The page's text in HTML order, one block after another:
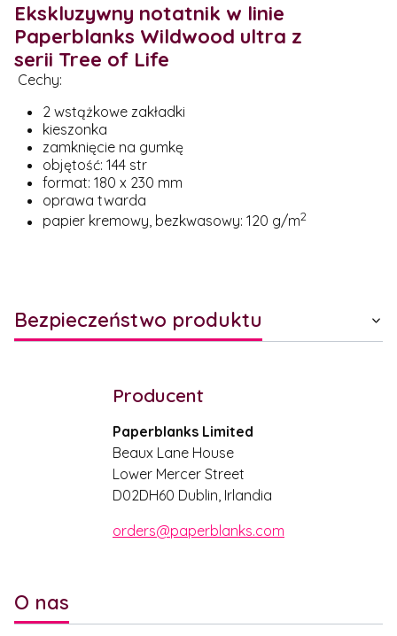
Ekskluzywny notatnik w linie
Paperblanks Wildwood ultra z
serii Tree of Life
Cechy:
2 wstążkowe zakładki
kieszonka
zamknięcie na gumkę
objętość: 144 str
format: 180 x 230 mm
oprawa twarda
papier kremowy, bezkwasowy: 120 g/m2
Bezpieczeństwo produktu
Producent
Paperblanks Limited
Beaux Lane House
Lower Mercer Street
D02DH60 Dublin, Irlandia
orders@paperblanks.com
O nas